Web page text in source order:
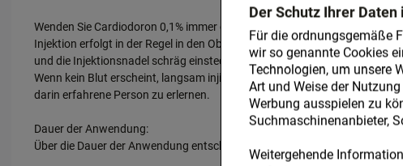
Der Schutz Ihrer
Für die ordnungsgemäße
wir so genannte Cookies
Technologien, um unsere
Art und Weise der
Werbung ausspielen zu
Suchmaschinenanbieter,
Weitergehende
Wenden Sie Cardiodoron 0,1% immer genau nach der Anweisung Ihres
Injektion erfolgt in der Regel in den Oberschenkel oder die
und die Injektionsnadel schräg einstechen. Den Spritzenstempel leicht
Wenn kein Blut erscheint, langsam injizieren, anschließend die Nadel
darin erfahrene Person zu erlernen.
Dauer der Anwendung:
Über die Dauer der Anwendung entscheidet der behandelnde Arzt.